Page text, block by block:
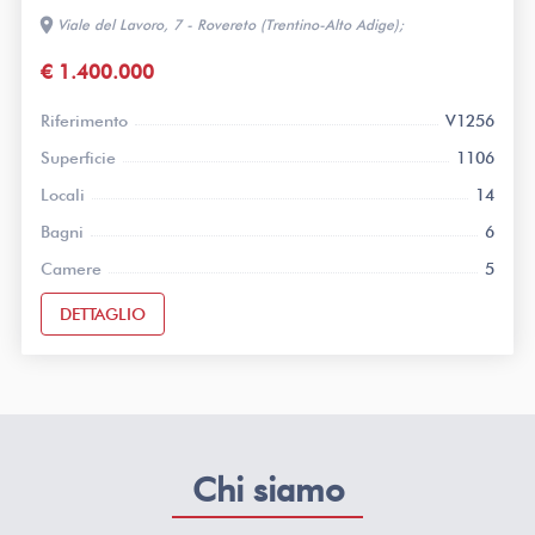
location_on Viale del Lavoro, 7 - Rovereto (Trentino-Alto Adige);
€ 1.400.000
Riferimento
V1256
Superficie
1106
Locali
14
Bagni
6
Camere
5
DETTAGLIO
Chi siamo